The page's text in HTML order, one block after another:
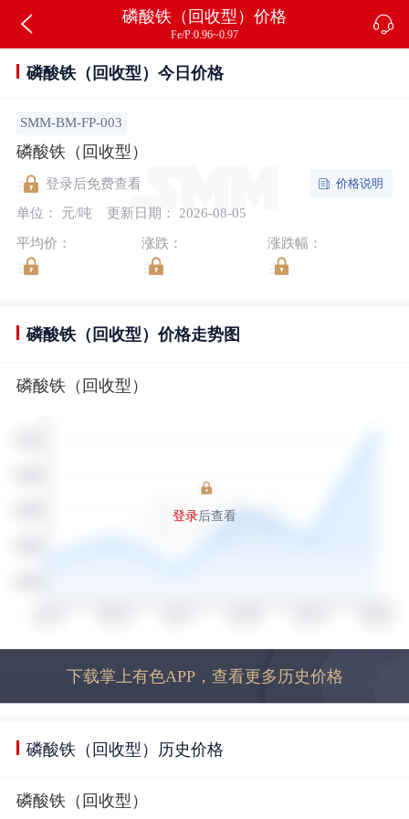
磷酸铁（回收型）价格
Fe/P:0.96~0.97
磷酸铁（回收型）今日价格
SMM-BM-FP-003
磷酸铁（回收型）
登录后免费查看
单位： 元/吨
更新日期： 2026-08-05
价格说明
平均价： 涨跌： 涨跌幅：
磷酸铁（回收型）价格走势图
磷酸铁（回收型）
登录后查看
下载掌上有色APP，查看更多历史价格
磷酸铁（回收型）历史价格
磷酸铁（回收型）